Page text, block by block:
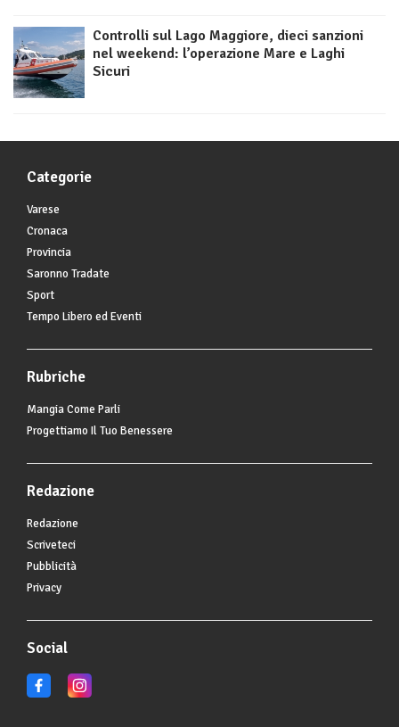
Controlli sul Lago Maggiore, dieci sanzioni
nel weekend: l’operazione Mare e Laghi
Sicuri
Categorie
Varese
Cronaca
Provincia
Saronno Tradate
Sport
Tempo Libero ed Eventi
Rubriche
Mangia Come Parli
Progettiamo Il Tuo Benessere
Redazione
Redazione
Scriveteci
Pubblicità
Privacy
Social